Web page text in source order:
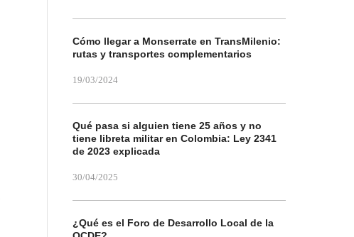
Cómo llegar a Monserrate en TransMilenio:
rutas y transportes complementarios
19/03/2024
Qué pasa si alguien tiene 25 años y no
tiene libreta militar en Colombia: Ley 2341
de 2023 explicada
30/04/2025
¿Qué es el Foro de Desarrollo Local de la